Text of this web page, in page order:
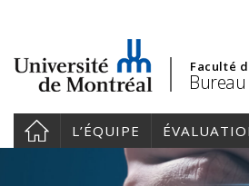
Faculté
L’ÉQUIPE